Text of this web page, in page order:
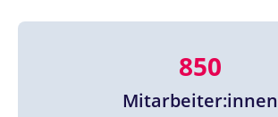
850
Mitarbeiter:innen